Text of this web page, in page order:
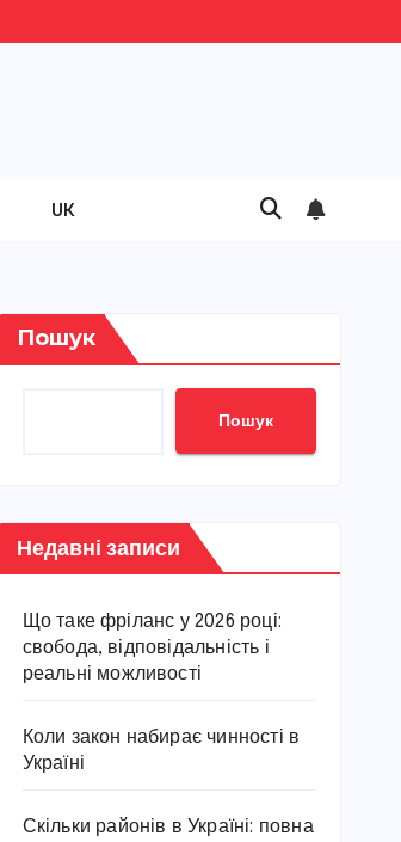
UK
Пошук
Пошук
Недавні записи
Що таке фріланс у 2026 році:
свобода, відповідальність і
реальні можливості
Коли закон набирає чинності в
Україні
Скільки районів в Україні: повна